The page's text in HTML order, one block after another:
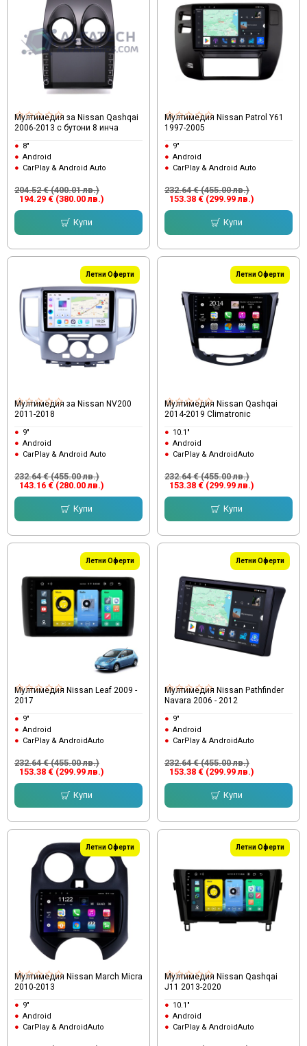
Мултимедия за Nissan Qashqai
2006-2013 с бутони 8 инча
8"
Android
CarPlay & Android Auto
194.29 € (380.00 лв.)
204.52 € (400.01 лв.)
Купи
Мултимедия Nissan Patrol Y61
1997-2005
9"
Android
CarPlay & Android Auto
153.38 € (299.99 лв.)
232.64 € (455.00 лв.)
Купи
Летни Оферти
Мултимедия за Nissan NV200
2011-2018
9"
Android
CarPlay & Android Auto
143.16 € (280.00 лв.)
232.64 € (455.00 лв.)
Купи
Летни Оферти
Мултимедия Nissan Qashqai
2014-2019 Climatronic
10.1"
Android
CarPlay & AndroidAuto
153.38 € (299.99 лв.)
232.64 € (455.00 лв.)
Купи
Летни Оферти
Мултимедия Nissan Leaf 2009 -
2017
9"
Android
CarPlay & AndroidAuto
153.38 € (299.99 лв.)
232.64 € (455.00 лв.)
Купи
Летни Оферти
Мултимедия Nissan Pathfinder
Navara 2006 - 2012
9"
Android
CarPlay & AndroidAuto
153.38 € (299.99 лв.)
232.64 € (455.00 лв.)
Купи
Летни Оферти
Мултимедия Nissan March Micra
2010-2013
9"
Android
CarPlay & AndroidAuto
Летни Оферти
Мултимедия Nissan Qashqai
J11 2013-2020
10.1"
Android
CarPlay & AndroidAuto